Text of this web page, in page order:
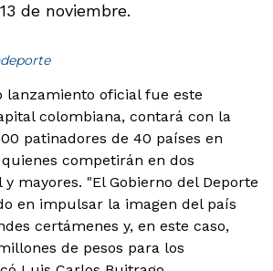
de noviembre.
lanzamiento oficial fue este
colombiana, contará con la
patinadores de 40 países en
competirán en dos
y mayores. "El Gobierno del Deporte
en impulsar la imagen del país
certámenes y, en este caso,
de pesos para los